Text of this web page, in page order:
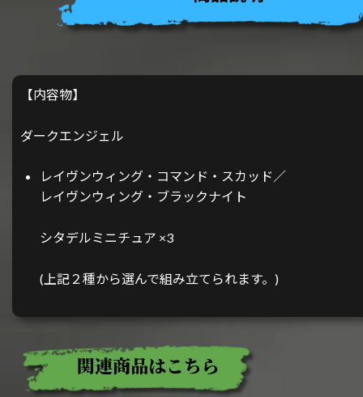
【内容物】
ダークエンジェル
レイヴンウィング・コマンド・スカッド／
レイヴンウィング・ブラックナイト
シタデルミニチュア ×3
(上記２種から選んで組み立てられます。)
関連商品はこちら